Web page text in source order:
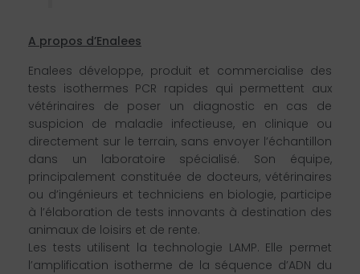
A propos d’Enalees
Enalees développe, produit et commercialise des
tests isothermes PCR rapides qui permettent aux
vétérinaires de poser un diagnostic en cas de
suspicion de maladie infectieuse, en clinique ou
directement sur le terrain, sans envoyer l’échantillon
dans un laboratoire spécialisé. Son équipe,
principalement constituée de docteurs, vétérinaires
ou d’ingénieurs et techniciens en biologie, participe
à l’élaboration de tests innovants à destination des
animaux de loisirs et de rente.
Les tests utilisent la technologie LAMP. Elle permet
l’amplification isotherme de la séquence d’ADN du